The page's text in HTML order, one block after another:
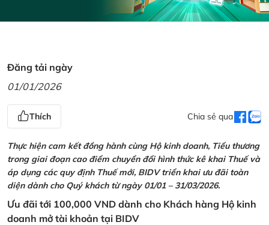
Đăng tải ngày
01/01/2026
Thích Chia sẻ qua
Thực hiện cam kết đồng hành cùng Hộ kinh doanh, Tiểu thương
trong giai đoạn cao điểm chuyển đổi hình thức kê khai Thuế và
áp dụng các quy định Thuế mới, BIDV triển khai ưu đãi toàn
diện dành cho Quý khách từ ngày 01/01 – 31/03/2026.
Ưu đãi tới 100,000 VND dành cho Khách hàng Hộ kinh
doanh mở tài khoản tại BIDV